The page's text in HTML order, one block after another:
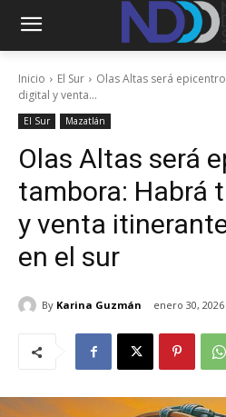
Inicio El Sur
Olas Altas será
digital y venta...
El Sur Mazatlán
Olas Altas será
tambora: Habrá
y venta
en el sur
By Karina Guzmán enero 30, 2026